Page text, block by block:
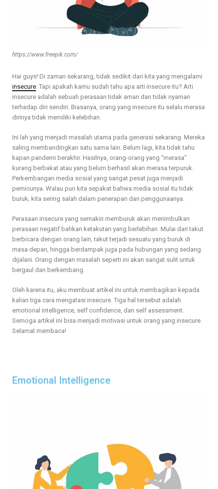
https://www.freepik.com/
Hai guys! Di zaman sekarang, tidak sedikit dari kita yang mengalami
insecure. Tapi apakah kamu sudah tahu apa arti insecure itu? Arti
insecure adalah sebuah perasaan tidak aman dan tidak nyaman
terhadap diri sendiri. Biasanya, orang yang insecure itu selalu merasa
dirinya tidak memiliki kelebihan.
Ini lah yang menjadi masalah utama pada generasi sekarang. Mereka
saling membandingkan satu sama lain. Belum lagi, kita tidak tahu
kapan pandemi berakhir. Hasilnya, orang-orang yang “merasa”
kurang berbakat atau yang belum berhasil akan merasa terpuruk.
Perkembangan media sosial yang sangat pesat juga menjadi
pemicunya. Walau pun kita sepakat bahwa media sosial itu tidak
buruk, kita sering salah dalam penerapan dan penggunaanya.
Perasaan insecure yang semakin memburuk akan menimbulkan
perasaan negatif bahkan ketakutan yang berlebihan. Mulai dari takut
berbicara dengan orang lain, takut terjadi sesuatu yang buruk di
masa depan, hingga berdampak juga pada hubungan yang sedang
dijalani. Orang dengan masalah seperti ini akan sangat sulit untuk
bergaul dan berkembang.
Oleh karena itu, aku membuat artikel ini untuk membagikan kepada
kalian tiga cara mengatasi insecure. Tiga hal tersebut adalah
emotional intelligence, self confidence, dan self assessment.
Semoga artikel ini bisa menjadi motivasi untuk orang yang insecure.
Selamat membaca!
Emotional Intelligence